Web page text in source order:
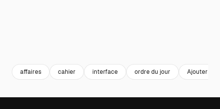
affaires cahier interface ordre du jour Ajouter à